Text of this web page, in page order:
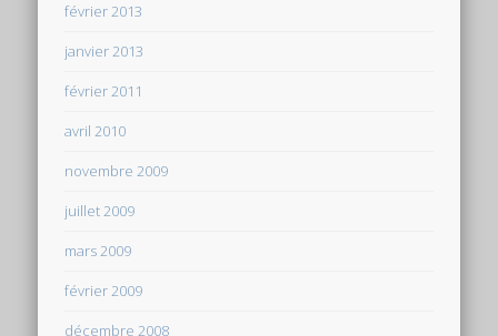
février 2013
janvier 2013
février 2011
avril 2010
novembre 2009
juillet 2009
mars 2009
février 2009
décembre 2008